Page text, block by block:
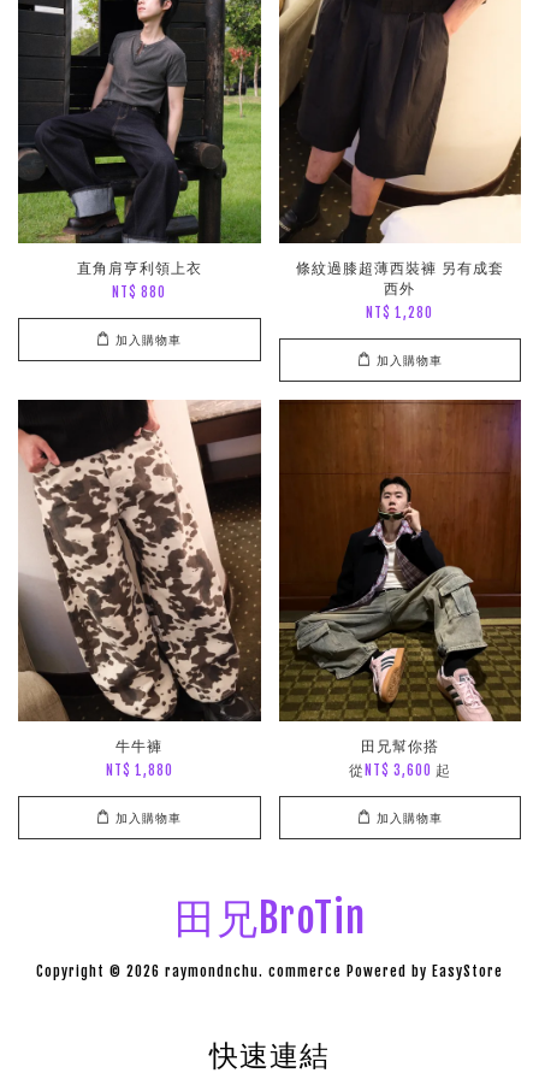
直角肩亨利領上衣
NT$ 880
加入購物車
條紋過膝超薄西裝褲 另有成套
西外
NT$ 1,280
加入購物車
牛牛褲
NT$ 1,880
加入購物車
田兄幫你搭
從 NT$ 3,600 起
加入購物車
田兄BroTin
Copyright © 2026 raymondnchu. commerce Powered by EasyStore
快速連結